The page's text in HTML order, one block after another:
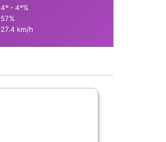
4º - 4º%
57%
27.4 km/h